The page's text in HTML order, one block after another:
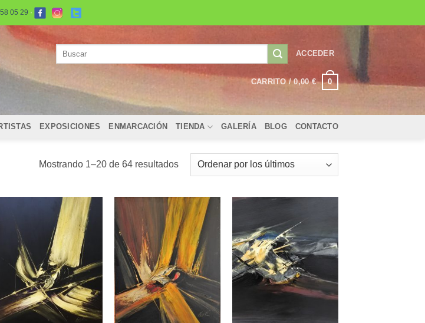
05 29 ·
ACCEDER
CARRITO /0,00€ 0
EXPOSICIONES ENMARCACIÓN TIENDA GALERÍA BLOG CONTACTO
Mostrando 1–20 de 64 resultadosOrdenado
por
últimos
+ +